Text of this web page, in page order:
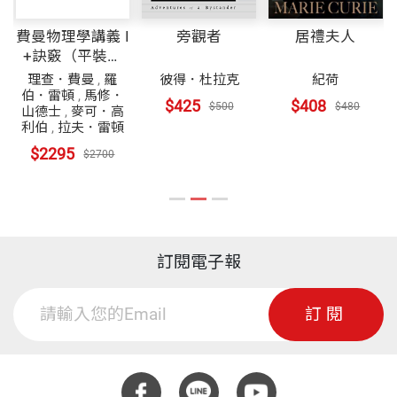
費曼物理學講義 I
+訣竅（平裝）
共7冊
理查．費曼 , 羅
伯．雷頓, 馬修．
山德士, 麥可．高
利伯 , 拉夫．雷頓
$2295 $2700
旁觀者
彼得．杜拉克
$425 $500
居禮夫人
紀荷
$408 $480
訂閱電子報
訂閱